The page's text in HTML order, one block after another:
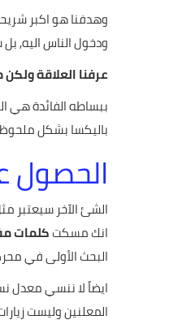
وهدفنا هو اكبر
ودخول الناس اليه,
عرفنا العلاقة
باليكسا بشكل ملحوظ
الحصول
الشئ الآخر سيعتبر
انك مسكتكلمات
البحث الأولى في
المعلنين وليست